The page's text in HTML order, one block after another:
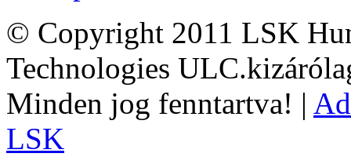
© Copyright 2011 LSK
Technologies
Minden jog fenntartva! |
LSK